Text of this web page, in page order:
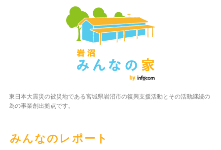
東日本大震災の被災地である宮城県岩沼市の復興支援活動とその活動継続の
為の事業創出拠点です。
みんなのレポート